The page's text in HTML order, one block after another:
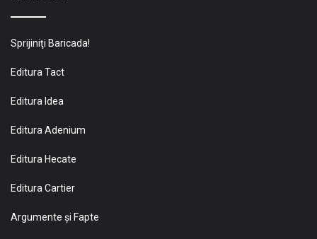
Sprijiniţi Baricada!
Editura Tact
Editura Idea
Editura Adenium
Editura Hecate
Editura Cartier
Argumente și Fapte